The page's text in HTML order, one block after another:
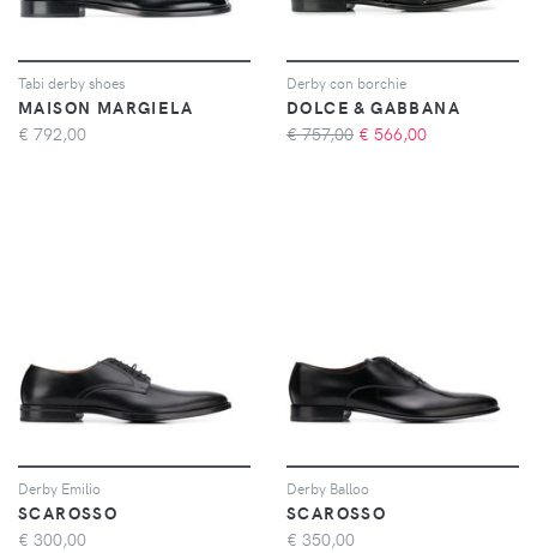
Tabi derby shoes
MAISON MARGIELA
€ 792,00
Derby con borchie
DOLCE & GABBANA
€ 757,00 € 566,00
Derby Emilio
SCAROSSO
€ 300,00
Derby Balloo
SCAROSSO
€ 350,00